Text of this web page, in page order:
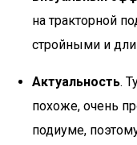
на тракторной
стройными и
Актуальность.
похоже, очень
подиуме,